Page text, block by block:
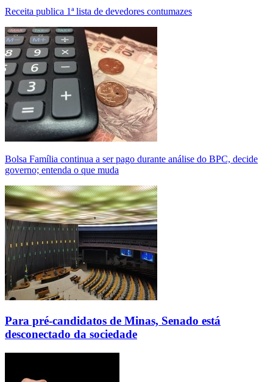
Receita publica 1ª lista de devedores contumazes
Bolsa Família continua a ser pago durante análise do BPC, decide
governo; entenda o que muda
Para pré-candidatos de Minas, Senado está
desconectado da sociedade